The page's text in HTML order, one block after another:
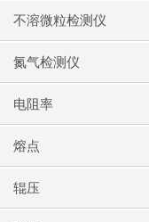
不溶微粒检测仪
氮气检测仪
电阻率
熔点
辊压